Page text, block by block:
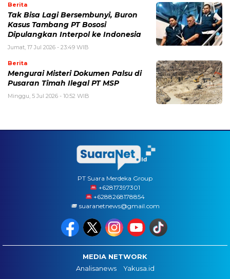
Berita
Tak Bisa Lagi Bersembunyi, Buron
Kasus Tambang PT Bososi
Dipulangkan Interpol ke Indonesia
Jumat, 17 Jul 2026 - 23:49 WIB
Berita
Mengurai Misteri Dokumen Palsu di
Pusaran Timah Ilegal PT MSP
Minggu, 5 Jul 2026 - 10:52 WIB
PT Suara Merdeka Group
‪+62817397301
+6288268178854
suaranetnews@gmail.com
MEDIA NETWORK
Analisanews
Yakusa.id